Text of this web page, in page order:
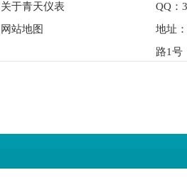
关于青天仪表
网站地图
QQ：
地址
路1号